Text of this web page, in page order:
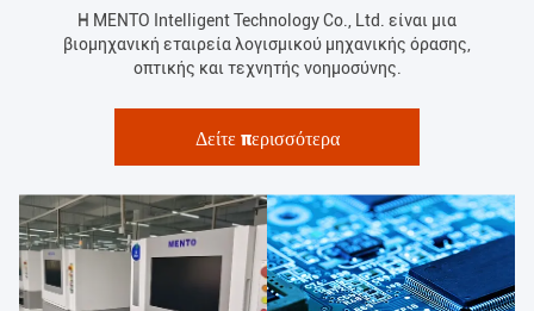
Η MENTO Intelligent Technology Co., Ltd. είναι μια
βιομηχανική εταιρεία λογισμικού μηχανικής όρασης,
οπτικής και τεχνητής νοημοσύνης.
Δείτε περισσότερα